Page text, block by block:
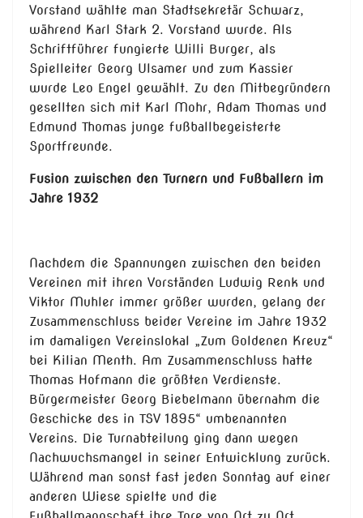
Vorstand wählte man Stadtsekretär Schwarz,
während Karl Stark 2. Vorstand wurde. Als
Schriftführer fungierte Willi Burger, als
Spielleiter Georg Ulsamer und zum Kassier
wurde Leo Engel gewählt. Zu den Mitbegründern
gesellten sich mit Karl Mohr, Adam Thomas und
Edmund Thomas junge fußballbegeisterte
Sportfreunde.
Fusion zwischen den Turnern und Fußballern im
Jahre 1932
Nachdem die Spannungen zwischen den beiden
Vereinen mit ihren Vorständen Ludwig Renk und
Viktor Muhler immer größer wurden, gelang der
Zusammenschluss beider Vereine im Jahre 1932
im damaligen Vereinslokal „Zum Goldenen Kreuz“
bei Kilian Menth. Am Zusammenschluss hatte
Thomas Hofmann die größten Verdienste.
Bürgermeister Georg Biebelmann übernahm die
Geschicke des in TSV 1895“ umbenannten
Vereins. Die Turnabteilung ging dann wegen
Nachwuchsmangel in seiner Entwicklung zurück.
Während man sonst fast jeden Sonntag auf einer
anderen Wiese spielte und die